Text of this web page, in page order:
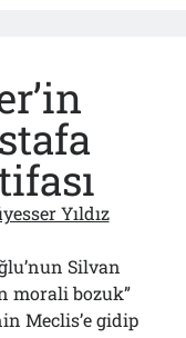
Mu?
Yıldız
Silvan
morali bozuk”
Meclis’e gidip